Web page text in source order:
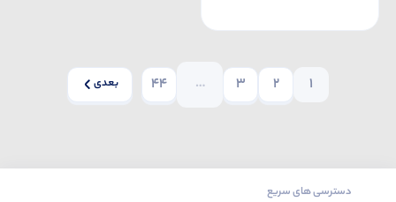
1
2
3
…
44 بعدی
دسترسی های سریع